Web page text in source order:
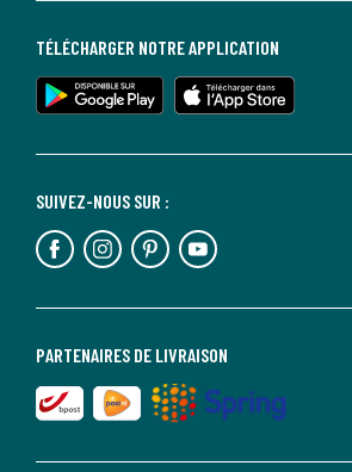
PARTENAIRES DE LIVRAISON
SUIVEZ-NOUS SUR :
TÉLÉCHARGER NOTRE APPLICATION